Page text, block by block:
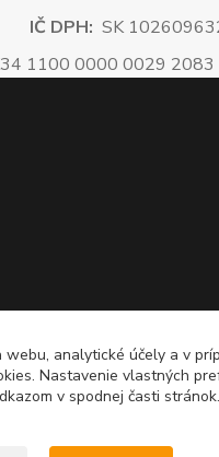
IČ DPH: SK
1100 0000 0029 2083
analytické účely a v
Nastavenie vlastných
v spodnej časti stránok.